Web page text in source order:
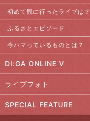
初めて観に行ったライブは？
ふるさとエピソード
今ハマっているものとは？
DI:GA ONLINE V
ライブフォト
SPECIAL FEATURE